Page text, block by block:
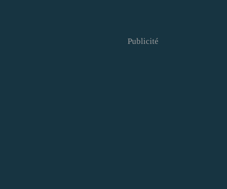
Publicité